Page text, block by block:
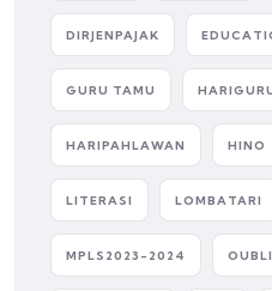
DIRJENPAJAK
GURU TAMU
HARIPAHLAWAN HINO
LITERASI LOMBATARI
MPLS2023-2024